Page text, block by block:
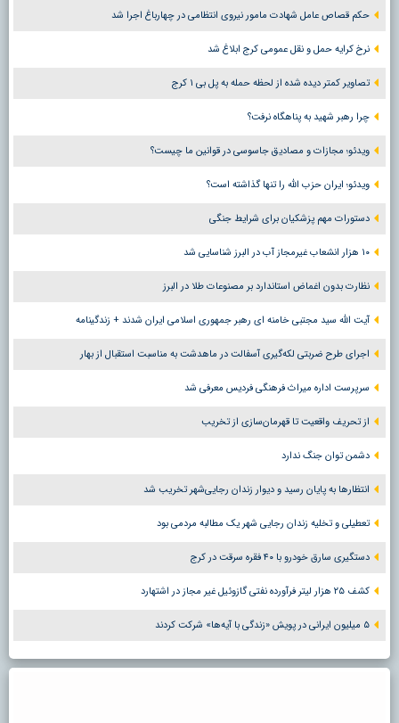
حکم قصاص عامل شهادت مامور نیروی انتظامی در چهارباغ اجرا شد
نرخ کرایه حمل و نقل عمومی کرج ابلاغ شد
تصاویر کمتر دیده شده از لحظه حمله به پل بی ۱ کرج
چرا رهبر شهید به پناهگاه نرفت؟
ویدئو؛ مجازات و مصادیق جاسوسی در قوانین ما چیست؟
ویدئو؛ ایران حزب الله را تنها گذاشته است؟
دستورات مهم پزشکیان برای شرایط جنگی
۱۰ هزار انشعاب غیرمجاز آب در البرز شناسایی شد
نظارت بدون اغماض استاندارد بر مصنوعات طلا در البرز
آیت الله سید مجتبی خامنه ای رهبر جمهوری اسلامی ایران شدند + زندگینامه
اجرای طرح ضربتی لکه‌گیری آسفالت در ماهدشت به مناسبت استقبال از بهار
سرپرست اداره میراث فرهنگی فردیس معرفی شد
از تحریف واقعیت تا قهرمان‌سازی از تخریب
دشمن توان جنگ ندارد
انتظارها به پایان رسید و دیوار زندان رجایی‌شهر تخریب شد
تعطیلی و تخلیه زندان رجایی شهر یک مطالبه مردمی بود
دستگیری سارق خودرو با ۴۰ فقره سرقت در کرج
کشف ۲۵ هزار لیتر فرآورده نفتی گازوئیل غیر مجاز در اشتهارد
۵ میلیون ایرانی در پویش «زندگی با آیه‌ها» شرکت کردند